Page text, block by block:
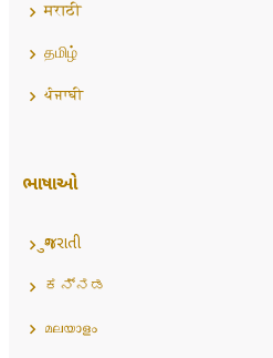
मराठी
தமிழ்
ਪੰਜਾਬੀ
ભાષાઓ
ગુજરાતી
ಕನ್ನಡ
മലയാളം